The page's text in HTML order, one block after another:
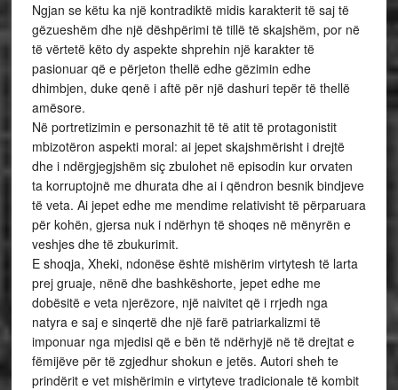
Ngjan se këtu ka një kontradiktë midis karakterit të saj të
gëzueshëm dhe një dëshpërimi të tillë të skajshëm, por në
të vërtetë këto dy aspekte shprehin një karakter të
pasionuar që e përjeton thellë edhe gëzimin edhe
dhimbjen, duke qenë i aftë për një dashuri tepër të thellë
amësore.
Në portretizimin e personazhit të të atit të protagonistit
mbizotëron aspekti moral: ai jepet skajshmërisht i drejtë
dhe i ndërgjegjshëm siç zbulohet në episodin kur orvaten
ta korruptojnë me dhurata dhe ai i qëndron besnik bindjeve
të veta. Ai jepet edhe me mendime relativisht të përparuara
për kohën, gjersa nuk i ndërhyn të shoqes në mënyrën e
veshjes dhe të zbukurimit.
E shoqja, Xheki, ndonëse është mishërim virtytesh të larta
prej gruaje, nënë dhe bashkëshorte, jepet edhe me
dobësitë e veta njerëzore, një naivitet që i rrjedh nga
natyra e saj e sinqertë dhe një farë patriarkalizmi të
imponuar nga mjedisi që e bën të ndërhyjë në të drejtat e
fëmijëve për të zgjedhur shokun e jetës. Autori sheh te
prindërit e vet mishërimin e virtyteve tradicionale të kombit